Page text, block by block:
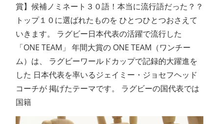
賞】候補ノミネート３０語！本当に流行語だった？？
トップ１０に選ばれたものを ひとつひとつおさえて
いきます。 ラグビー日本代表の活躍で流行した
「ONE TEAM」 年間大賞の ONE TEAM（ワンチー
ム）は、 ラグビーワールドカップで記録的大躍進を
した 日本代表を率いるジェイミー・ジョセフヘッド
コーチが 掲げたテーマです。 ラグビーの国代表では
国籍